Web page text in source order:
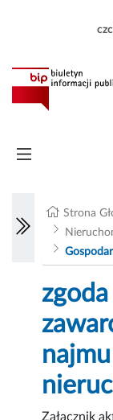
Strona
Załącznik